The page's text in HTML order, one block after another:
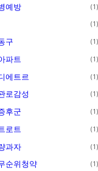
예방 1
1
구 1
파트 1
에트르 1
로감성 1
후군 1
로트 1
과자 1
순위청약 1